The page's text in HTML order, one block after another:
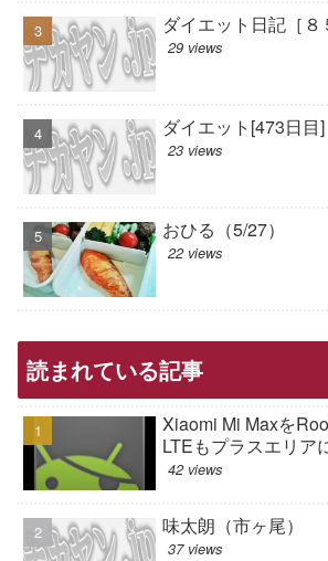
ダイエット日記［８
29 views
ダイエット[473日目]
23 views
おひる（5/27）
22 views
読まれている記事
Xiaomi Mi Maxを
LTEもプラスエリア
42 views
味太朗（市ヶ尾）
37 views